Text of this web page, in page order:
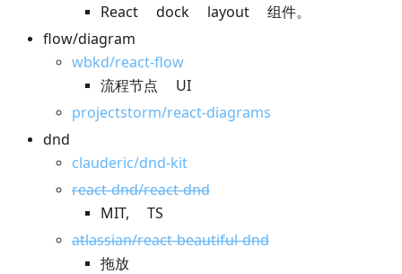
React dock layout 组件。
flow/diagram
wbkd/react-flow
流程节点 UI
projectstorm/react-diagrams
dnd
clauderic/dnd-kit
react-dnd/react-dnd
MIT, TS
atlassian/react-beautiful-dnd
拖放